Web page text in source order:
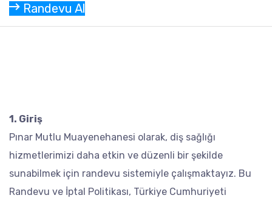
Randevu Al
1. Giriş
Pınar Mutlu Muayenehanesi olarak, diş sağlığı
hizmetlerimizi daha etkin ve düzenli bir şekilde
sunabilmek için randevu sistemiyle çalışmaktayız. Bu
Randevu ve İptal Politikası, Türkiye Cumhuriyeti